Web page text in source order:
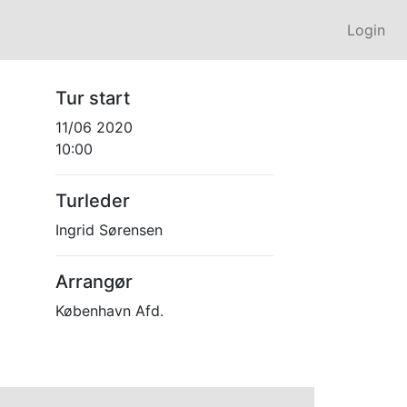
Login
Tur start
11/06 2020
10:00
Turleder
Ingrid Sørensen
Arrangør
København Afd.